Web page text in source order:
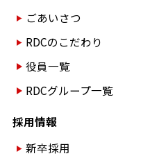
ごあいさつ
RDCのこだわり
役員一覧
RDCグループ一覧
採用情報
新卒採用